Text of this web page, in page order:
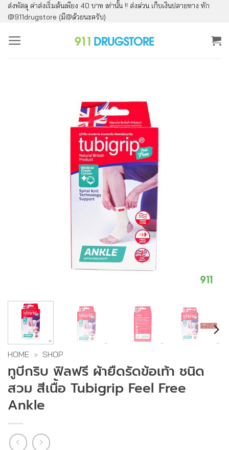
ข้าม
ไป
ยัง
ส่งพัสดุ ค่าส่งเริ่มต้นเพียง 40 บาท เท่านั้น !! ส่งด่วน เก็บเงินปลายทาง ทัก
@911drugstore (มี@ด้วยนะครับ)
HOME » SHOP
ทูบีกริบ ฟิลฟรี ผ้ายืดรัดข้อเท้า ชนิด
สวม สีเนื้อ Tubigrip Feel Free
Ankle